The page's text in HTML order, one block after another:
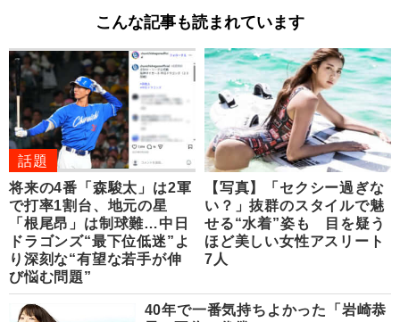
こんな記事も読まれています
話題
将来の4番「森駿太」は2軍
で打率1割台、地元の星
「根尾昂」は制球難…中日
ドラゴンズ“最下位低迷”よ
り深刻な“有望な若手が伸
び悩む問題”
【写真】「セクシー過ぎな
い？」抜群のスタイルで魅
せる“水着”姿も 目を疑う
ほど美しい女性アスリート
7人
40年で一番気持ちよかった「岩崎恭